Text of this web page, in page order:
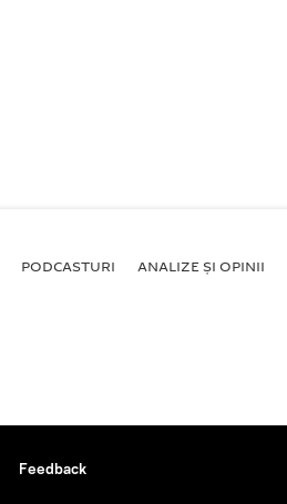
PODCASTURI ANALIZE ȘI OPINII
Feedback